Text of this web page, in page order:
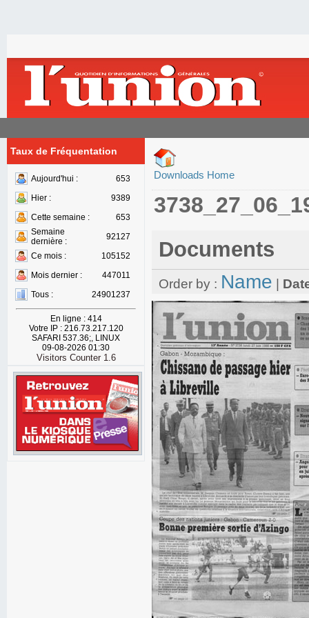
Taux de Fréquentation
Aujourd'hui :
653
Hier :
9389
Cette semaine :
653
Semaine
dernière :
92127
Ce mois :
105152
Mois dernier :
447011
Tous :
24901237
En ligne : 414
Votre IP : 216.73.217.120
SAFARI 537.36;, LINUX
09-08-2026 01:30
Visitors Counter 1.6
Downloads Home
Documents
Order by : Name